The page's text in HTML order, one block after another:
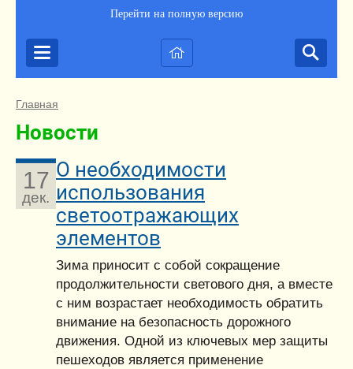
Перейти на полную версию
Главная
Новости
17
дек.
О необходимости
использования
светоотражающих
элементов
Зима приносит с собой сокращение
продолжительности светового дня, а вместе
с ним возрастает необходимость обратить
внимание на безопасность дорожного
движения. Одной из ключевых мер защиты
пешеходов является применение